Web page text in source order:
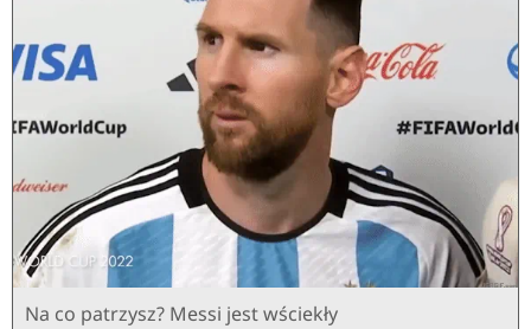
Na co patrzysz? Messi jest wściekły